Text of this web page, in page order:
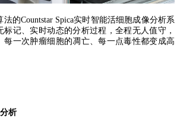
的Countstar Spica实时智能活细胞成像分析系
记、实时动态的分析过程，全程无人值守，
每一次肿瘤细胞的凋亡、每一点毒性都变成高
析